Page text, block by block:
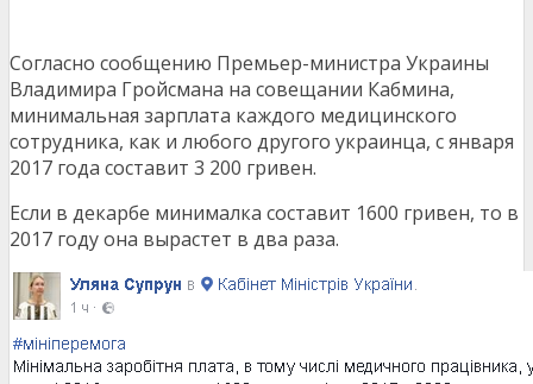
Согласно сообщению Премьер-министра Украины
Владимира Гройсмана на совещании Кабмина,
минимальная зарплата каждого медицинского
сотрудника, как и любого другого украинца, с января
2017 года составит 3 200 гривен.
Если в декарбе минималка составит 1600 гривен, то в
2017 году она вырастет в два раза.